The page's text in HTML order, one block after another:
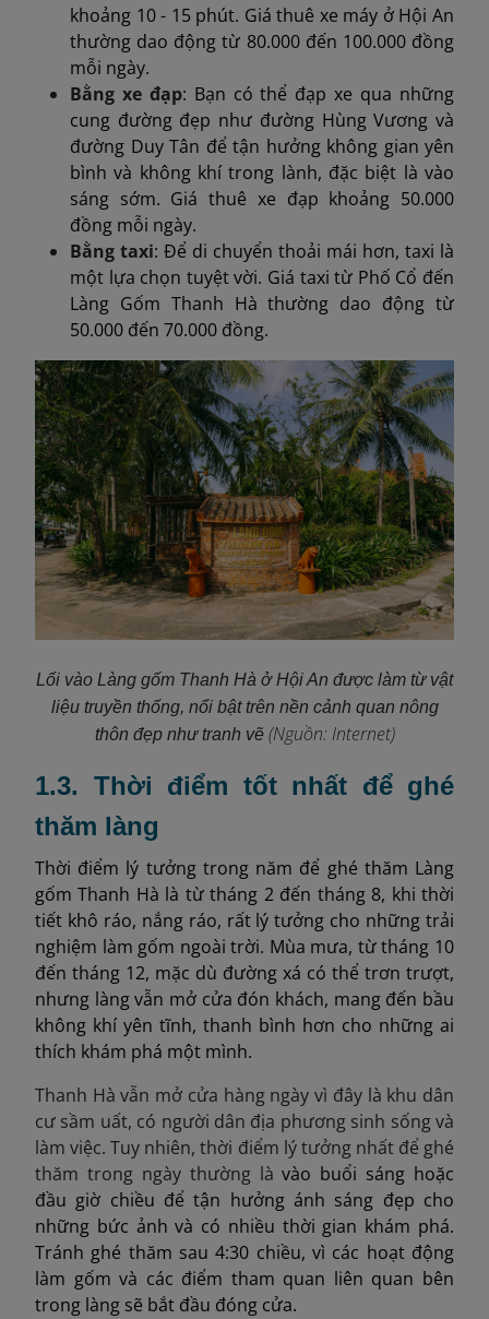
khoảng 10 - 15 phút. Giá thuê xe máy ở Hội An
thường dao động từ 80.000 đến 100.000 đồng
mỗi ngày.
Bằng xe đạp: Bạn có thể đạp xe qua những
cung đường đẹp như đường Hùng Vương và
đường Duy Tân để tận hưởng không gian yên
bình và không khí trong lành, đặc biệt là vào
sáng sớm. Giá thuê xe đạp khoảng 50.000
đồng mỗi ngày.
Bằng taxi: Để di chuyển thoải mái hơn, taxi là
một lựa chọn tuyệt vời. Giá taxi từ Phố Cổ đến
Làng Gốm Thanh Hà thường dao động từ
50.000 đến 70.000 đồng.
Lối vào Làng gốm Thanh Hà ở Hội An được làm từ vật
liệu truyền thống, nổi bật trên nền cảnh quan nông
thôn đẹp như tranh vẽ (Nguồn: Internet)
1.3. Thời điểm tốt nhất để ghé
thăm làng
Thời điểm lý tưởng trong năm để ghé thăm Làng
gốm Thanh Hà là từ tháng 2 đến tháng 8, khi thời
tiết khô ráo, nắng ráo, rất lý tưởng cho những trải
nghiệm làm gốm ngoài trời. Mùa mưa, từ tháng 10
đến tháng 12, mặc dù đường xá có thể trơn trượt,
nhưng làng vẫn mở cửa đón khách, mang đến bầu
không khí yên tĩnh, thanh bình hơn cho những ai
thích khám phá một mình.
Thanh Hà vẫn mở cửa hàng ngày vì đây là khu dân
cư sầm uất, có người dân địa phương sinh sống và
làm việc. Tuy nhiên, thời điểm lý tưởng nhất để ghé
thăm trong ngày thường là vào buổi sáng hoặc
đầu giờ chiều để tận hưởng ánh sáng đẹp cho
những bức ảnh và có nhiều thời gian khám phá.
Tránh ghé thăm sau 4:30 chiều, vì các hoạt động
làm gốm và các điểm tham quan liên quan bên
trong làng sẽ bắt đầu đóng cửa.